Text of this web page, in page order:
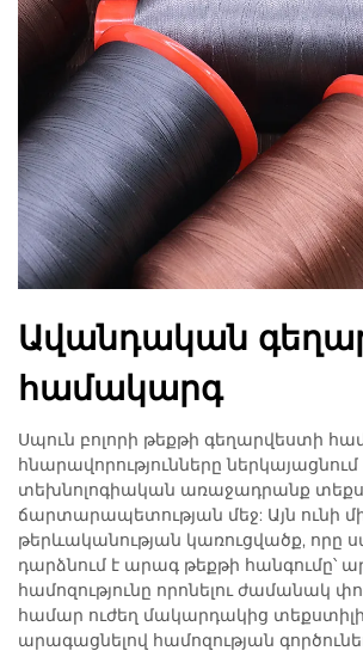
Ավանդական
համակարգ
Սպուն բոլորի թեքթի գեղարվեստի
հնարավորությունները
տեխնոլոգիական առաջադրանք
ճարտարապետության մեջ: Այն ունի
թերևականության կառուցվածք, որը
դարձնում է արագ թեքթի հանգումը՝
համոզությունը որոնելու ժամանակ
համար ուժեղ մակարդակից
արագացնելով համոզության